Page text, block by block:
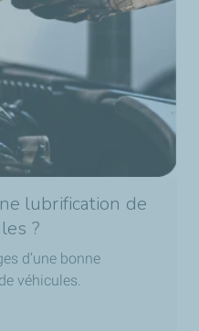
lubrification de
?
d’une bonne
véhicules.